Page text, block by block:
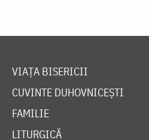
VIAȚA BISERICII
CUVINTE DUHOVNICEȘTI
FAMILIE
LITURGICĂ